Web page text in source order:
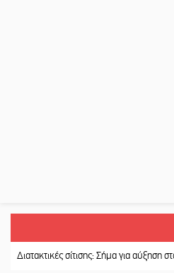
σίτισης: Σήμα για αύξηση στα 10